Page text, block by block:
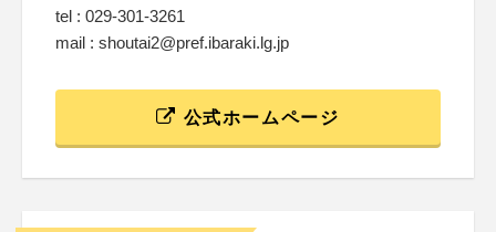
tel : 029-301-3261
mail : shoutai2@pref.ibaraki.lg.jp
公式ホームページ